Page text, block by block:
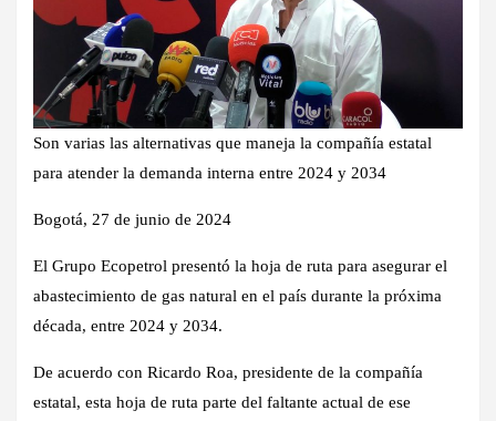
Son varias las alternativas que maneja la compañía estatal
para atender la demanda interna entre 2024 y 2034
Bogotá, 27 de junio de 2024
El Grupo Ecopetrol presentó la hoja de ruta para asegurar el
abastecimiento de gas natural en el país durante la próxima
década, entre 2024 y 2034.
De acuerdo con Ricardo Roa, presidente de la compañía
estatal, esta hoja de ruta parte del faltante actual de ese